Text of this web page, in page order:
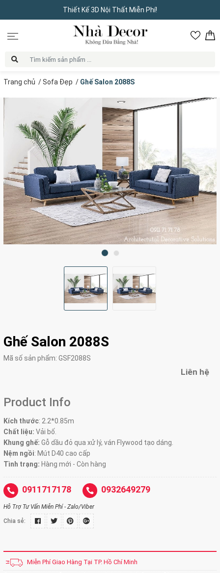
Thiết Kế 3D Nội Thất Miễn Phí!
Trang chủ /Sofa Đẹp / Ghế Salon 2088S
Ghế Salon 2088S
Mã số sản phẩm: GSF2088S
Liên hệ
Product Info
Kích thước: 2.2*0.85m
Chất liệu: Vải bố.
Khung ghế: Gỗ dầu đỏ qua xử lý, ván Flywood tạo dáng.
Nệm ngồi: Mút D40 cao cấp
Tình trạng: Hàng mới - Còn hàng
0911717178 0932649279
Hỗ Trợ Tư Vấn Miễn Phí - Zalo/Viber
Chia sẻ:
Miễn Phí Giao Hàng Tại TP. Hồ Chí Minh